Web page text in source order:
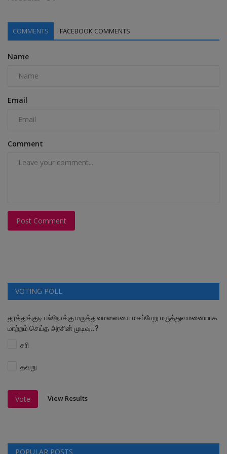
COMMENTS FACEBOOK COMMENTS
Name
Email
Comment
Post Comment
VOTING POLL
தூத்துக்குடி பல்நோக்கு மருத்துவமனையை மகப்பேறு மருத்துவமனையாக
மாற்றம் செய்த அரசின் முடிவு..?
சரி
தவறு
Vote View Results
POPULAR POSTS